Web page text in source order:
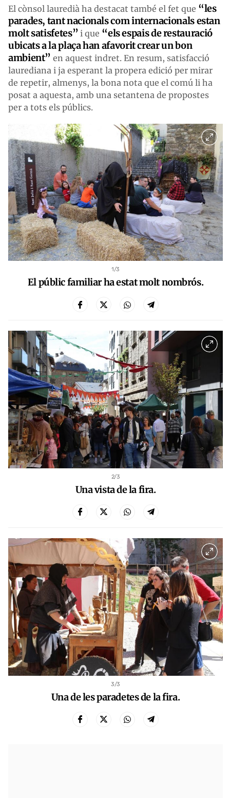
El cònsol lauredià ha destacat també el fet que “les
parades, tant nacionals com internacionals estan
molt satisfetes” i que “els espais de restauració
ubicats a la plaça han afavorit crear un bon
ambient” en aquest indret. En resum, satisfacció
laurediana i ja esperant la propera edició per mirar
de repetir, almenys, la bona nota que el comú li ha
posat a aquesta, amb una setantena de propostes
per a tots els públics.
1/3
El públic familiar ha estat molt nombrós.
2/3
Una vista de la fira.
3/3
Una de les paradetes de la fira.